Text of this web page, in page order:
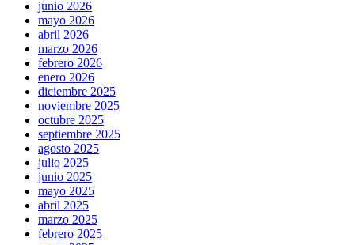
junio 2026
mayo 2026
abril 2026
marzo 2026
febrero 2026
enero 2026
diciembre 2025
noviembre 2025
octubre 2025
septiembre 2025
agosto 2025
julio 2025
junio 2025
mayo 2025
abril 2025
marzo 2025
febrero 2025